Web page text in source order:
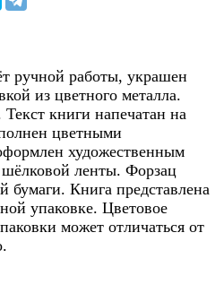
ручной работы, украшен
из цветного металла.
книги напечатан на
цветными
художественным
ленты. Форзац
бумаги. Книга представлена
упаковке. Цветовое
может отличаться от